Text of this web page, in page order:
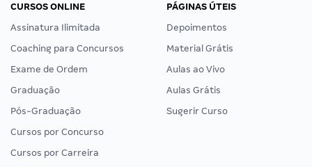
CURSOS ONLINE
Assinatura Ilimitada
Coaching para Concursos
Exame de Ordem
Graduação
Pós-Graduação
Cursos por Concurso
Cursos por Carreira
PÁGINAS ÚTEIS
Depoimentos
Material Grátis
Aulas ao Vivo
Aulas Grátis
Sugerir Curso